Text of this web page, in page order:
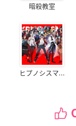
暗殺教室
ヒプノシスマ...